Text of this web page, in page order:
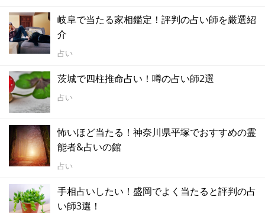
岐阜で当たる家相鑑定！評判の占い師を厳選紹
介
占い
茨城で四柱推命占い！噂の占い師2選
占い
怖いほど当たる！神奈川県平塚でおすすめの霊
能者&占いの館
占い
手相占いしたい！盛岡でよく当たると評判の占
い師3選！